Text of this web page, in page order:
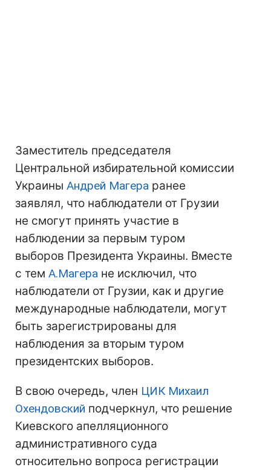
Заместитель председателя
Центральной избирательной комиссии
Украины Андрей Магера ранее
заявлял, что наблюдатели от Грузии
не смогут принять участие в
наблюдении за первым туром
выборов Президента Украины. Вместе
с тем А.Магера не исключил, что
наблюдатели от Грузии, как и другие
международные наблюдатели, могут
быть зарегистрированы для
наблюдения за вторым туром
президентских выборов.
В свою очередь, член ЦИК Михаил
Охендовский подчеркнул, что решение
Киевского апелляционного
административного суда
относительно вопроса регистрации